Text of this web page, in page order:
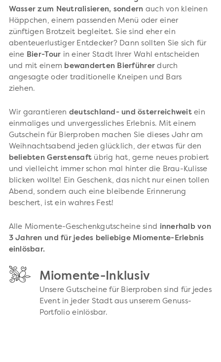
Wasser zum Neutralisieren, sondern auch von kleinen
Häppchen, einem passenden Menü oder einer
zünftigen Brotzeit begleitet. Sie sind eher ein
abenteuerlustiger Entdecker? Dann sollten Sie sich für
eine Bier-Tour in einer Stadt Ihrer Wahl entscheiden
und mit einem bewanderten Bierführer durch
angesagte oder traditionelle Kneipen und Bars
ziehen.
Wir garantieren deutschland- und österreichweitein
einmaliges und unvergessliches Erlebnis. Mit einem
Gutschein für Bierproben machen Sie dieses Jahr am
Weihnachtsabend jeden glücklich, der etwas für den
beliebten Gerstensaft übrig hat, gerne neues probiert
und vielleicht immer schon mal hinter die Brau-Kulisse
blicken wollte! Ein Geschenk, das nicht nur einen tollen
Abend, sondern auch eine bleibende Erinnerung
beschert, ist ein wahres Fest!
Alle Miomente-Geschenkgutscheine sind innerhalb von
3 Jahren und für jedes beliebige Miomente-Erlebnis
einlösbar.
Miomente-Inklusiv
Unsere Gutscheine für Bierproben sind für jedes
Event in jeder Stadt aus unserem Genuss-
Portfolio einlösbar.